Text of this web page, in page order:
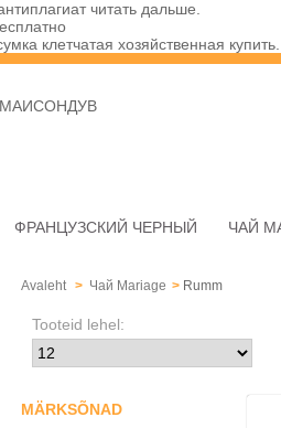
читать дальше
клетчатая хозяйственная купить.
МАИСОНДУВ
ФРАНЦУЗСКИЙ ЧЕРНЫЙ ЧАЙ
Avaleht > Чай Mariage > Rumm
Tooteid lehel:
MÄRKSÕNAD